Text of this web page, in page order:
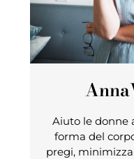
Anna
Aiuto le donne
forma del
pregi,